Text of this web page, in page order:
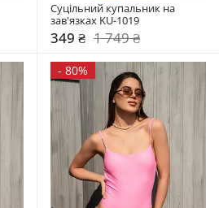
Суцільний купальник на
зав'язках KU-1019
349 ₴ 1 749 ₴
- 80%